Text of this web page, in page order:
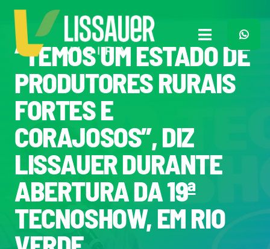
para
conteúdo
Toggle
Navigation
Home
Plano de Governo
Meu Trabalho
O Que Penso
Quem Sou
“TEMOS UM ESTADO DE
PRODUTORES RURAIS
FORTES E
CORAJOSOS”, DIZ
LISSAUER DURANTE
ABERTURA DA 19ª
TECNOSHOW, EM RIO